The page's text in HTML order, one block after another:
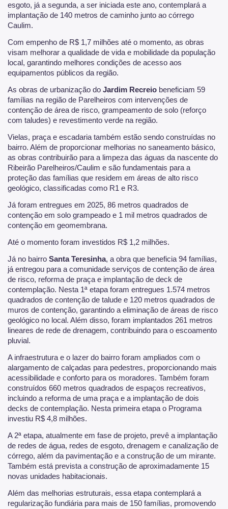
esgoto, já a segunda, a ser iniciada este ano, contemplará a
implantação de 140 metros de caminho junto ao córrego
Caulim.
Com empenho de R$ 1,7 milhões até o momento, as obras
visam melhorar a qualidade de vida e mobilidade da população
local, garantindo melhores condições de acesso aos
equipamentos públicos da região.
As obras de urbanização do Jardim Recreio beneficiam 59
famílias na região de Parelheiros com intervenções de
contenção de área de risco, grampeamento de solo (reforço
com taludes) e revestimento verde na região.
Vielas, praça e escadaria também estão sendo construídas no
bairro. Além de proporcionar melhorias no saneamento básico,
as obras contribuirão para a limpeza das águas da nascente do
Ribeirão Parelheiros/Caulim e são fundamentais para a
proteção das famílias que residem em áreas de alto risco
geológico, classificadas como R1 e R3.
Já foram entregues em 2025, 86 metros quadrados de
contenção em solo grampeado e 1 mil metros quadrados de
contenção em geomembrana.
Até o momento foram investidos R$ 1,2 milhões.
Já no bairro Santa Teresinha, a obra que beneficia 94 famílias,
já entregou para a comunidade serviços de contenção de área
de risco, reforma de praça e implantação de deck de
contemplação. Nesta 1ª etapa foram entregues 1.574 metros
quadrados de contenção de talude e 120 metros quadrados de
muros de contenção, garantindo a eliminação de áreas de risco
geológico no local. Além disso, foram implantados 261 metros
lineares de rede de drenagem, contribuindo para o escoamento
pluvial.
A infraestrutura e o lazer do bairro foram ampliados com o
alargamento de calçadas para pedestres, proporcionando mais
acessibilidade e conforto para os moradores. Também foram
construídos 660 metros quadrados de espaços recreativos,
incluindo a reforma de uma praça e a implantação de dois
decks de contemplação. Nesta primeira etapa o Programa
investiu R$ 4,8 milhões.
A 2ª etapa, atualmente em fase de projeto, prevê a implantação
de redes de água, redes de esgoto, drenagem e canalização de
córrego, além da pavimentação e a construção de um mirante.
Também está prevista a construção de aproximadamente 15
novas unidades habitacionais.
Além das melhorias estruturais, essa etapa contemplará a
regularização fundiária para mais de 150 famílias, promovendo